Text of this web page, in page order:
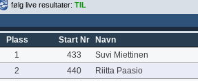
følg live resultater: TIL
Plass Start Nr
Navn
1
433
Suvi Miettinen
2
440
Riitta Paasio